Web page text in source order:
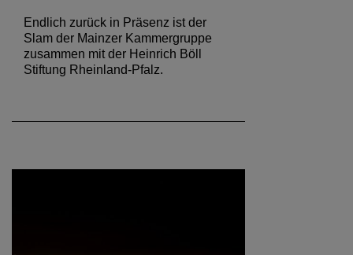
Endlich zurück in Präsenz ist der
Slam der Mainzer Kammergruppe
zusammen mit der Heinrich Böll
Stiftung Rheinland-Pfalz.